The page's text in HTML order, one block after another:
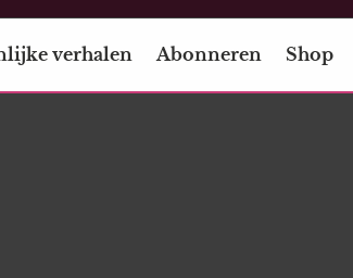
verhalen Abonneren Shop